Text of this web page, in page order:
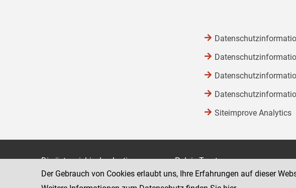
Siteimprove Analytics
Die österreichische Justiz
Bundesministerium für Justiz
Palais Trautson
Museumstraße 7
1070 Wien
Der Gebrauch von Cookies erlaubt uns, Ihre Erfahrungen auf dieser